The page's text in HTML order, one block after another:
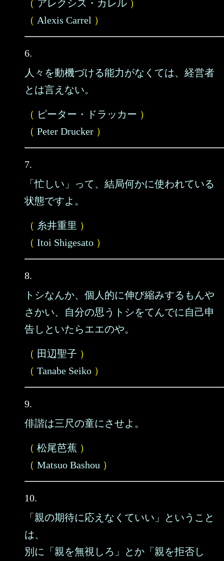
（ アレクシス・カレル ）
（ Alexis Carrel ）
6.
人々を動機づける能力がなくては、経営者
とは言えない。
（ ピーター・ドラッカー ）
（ Peter Drucker ）
7.
「忙しい」って、結局何かに使われている
状態ですよ。
（ 糸井重里 ）
（ Itoi Shigesato ）
8.
トシなんか、個人的に伸び縮みするもんや
さかい、自分の思うトシをてんでに自己申
告しといたらエエのや。
（ 田辺聖子 ）
（ Tanabe Seiko ）
9.
俳諧は三尺の童にさせよ。
（ 松尾芭蕉 ）
（ Matsuo Bashou ）
10.
「親の期待に応えなくていい」ということ
は、
別に「親を無視しろ」とか「親を拒否し